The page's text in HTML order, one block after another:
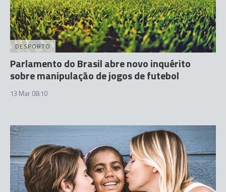
DESPORTO
Parlamento do Brasil abre novo inquérito
sobre manipulação de jogos de futebol
13 Mar 08:10